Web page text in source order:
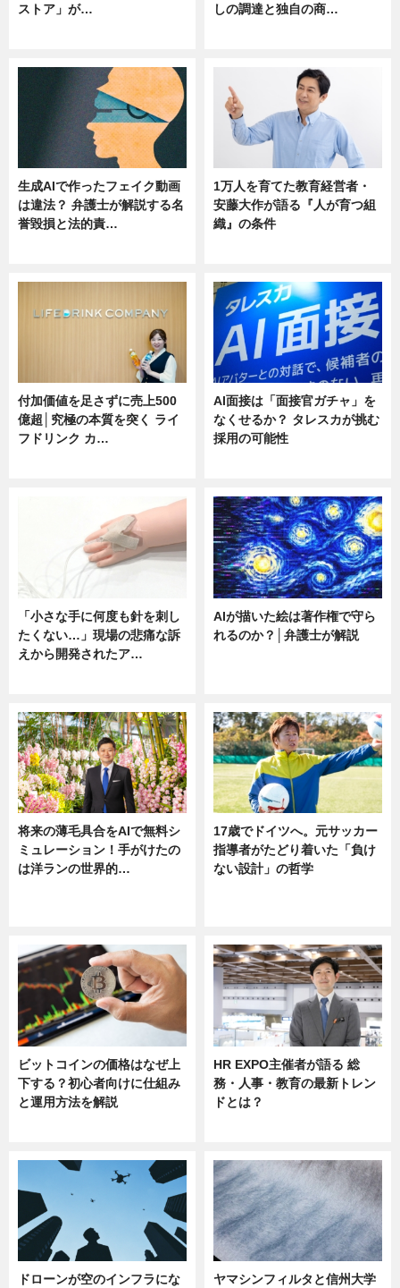
ストア」が…
しの調達と独自の商…
生成AIで作ったフェイク動画
は違法？ 弁護士が解説する名
誉毀損と法的責…
1万人を育てた教育経営者・
安藤大作が語る『人が育つ組
織』の条件
付加価値を足さずに売上500
億超│究極の本質を突く ライ
フドリンク カ…
AI面接は「面接官ガチャ」を
なくせるか？ タレスカが挑む
採用の可能性
「小さな手に何度も針を刺し
たくない…」現場の悲痛な訴
えから開発されたア…
AIが描いた絵は著作権で守ら
れるのか？│弁護士が解説
将来の薄毛具合をAIで無料シ
ミュレーション！手がけたの
は洋ランの世界的…
17歳でドイツへ。元サッカー
指導者がたどり着いた「負け
ない設計」の哲学
ビットコインの価格はなぜ上
下する？初心者向けに仕組み
と運用方法を解説
HR EXPO主催者が語る 総
務・人事・教育の最新トレン
ドとは？
ドローンが空のインフラにな ヤマシンフィルタと信州大学